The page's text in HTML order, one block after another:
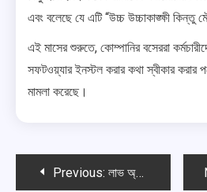
এবং বলেছে যে এটি “উচ্চ উচ্চাকাঙ্ক্ষী কিন্তু
এই মাসের শুরুতে, কোম্পানির বসেররা
সফটওয়্যার ইনস্টল করার কথা স্বীকার করার
মামলা করেছে।
পোস্টPrevious: লাভ অ্যান্ড ডিপস্পেসের ভক্তরা একটি নতুন, অদ্ভুতভাবে পরিচিত রোম্যান্স গেম নিয়ে প্রতিক্রিয়া জানাচ্ছেন